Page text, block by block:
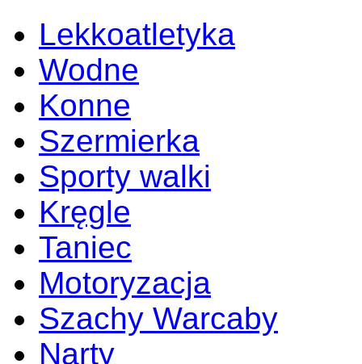
Lekkoatletyka
Wodne
Konne
Szermierka
Sporty walki
Kręgle
Taniec
Motoryzacja
Szachy Warcaby
Narty